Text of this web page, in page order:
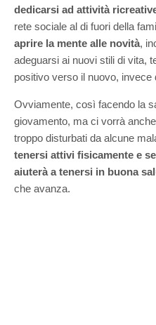
dedicarsi ad attività
rete sociale al di fuori della
aprire la mente alle novità,
adeguarsi ai nuovi stili di vita,
positivo verso il nuovo, invece
Ovviamente, così facendo la
giovamento, ma ci vorrà
troppo disturbati da alcune
tenersi attivi fisicamente e
aiuterà a tenersi in buona
che avanza.